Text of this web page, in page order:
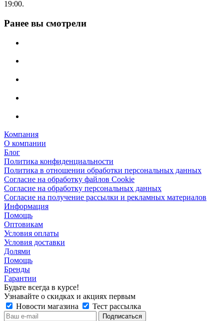
19:00.
Ранее вы смотрели
Компания
О компании
Блог
Политика конфиденциальности
Политика в отношении обработки персональных данных
Согласие на обработку файлов Cookie
Согласие на обработку персональных данных
Согласие на получение рассылки и рекламных материалов
Информация
Помощь
Оптовикам
Условия оплаты
Условия доставки
Долями
Помощь
Бренды
Гарантии
Будьте всегда в курсе!
Узнавайте о скидках и акциях первым
Новости магазина
Тест рассылка